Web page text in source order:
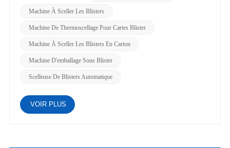
Machine À Sceller Les Blisters
Machine De Thermoscellage Pour Cartes Blister
Machine À Sceller Les Blisters En Carton
Machine D'emballage Sous Blister
Scelleuse De Blisters Automatique
VOIR PLUS